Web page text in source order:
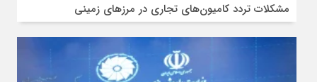
مشکلات تردد کامیون‌های تجاری در مرز‌های زمینی